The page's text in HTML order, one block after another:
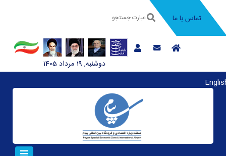
تماس با ما
دوشنبه, 19 مرداد 1405